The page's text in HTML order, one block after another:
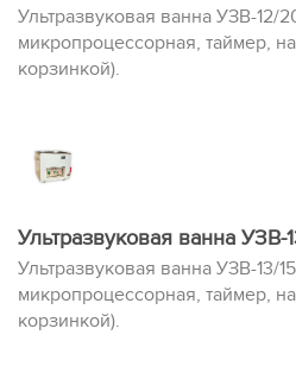
Ультразвуковая ванна УЗВ-12/
микропроцессорная, таймер,
корзинкой).
Ультразвуковая ванна
Ультразвуковая ванна УЗВ-13/
микропроцессорная, таймер,
корзинкой).